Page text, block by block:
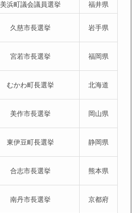
美浜町議会議員選挙 福井県
久慈市長選挙 岩手県
宮若市長選挙 福岡県
むかわ町長選挙 北海道
美作市長選挙 岡山県
東伊豆町長選挙 静岡県
合志市長選挙 熊本県
南丹市長選挙 京都府